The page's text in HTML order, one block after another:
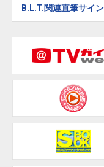
B.L.T.関連直筆サイ